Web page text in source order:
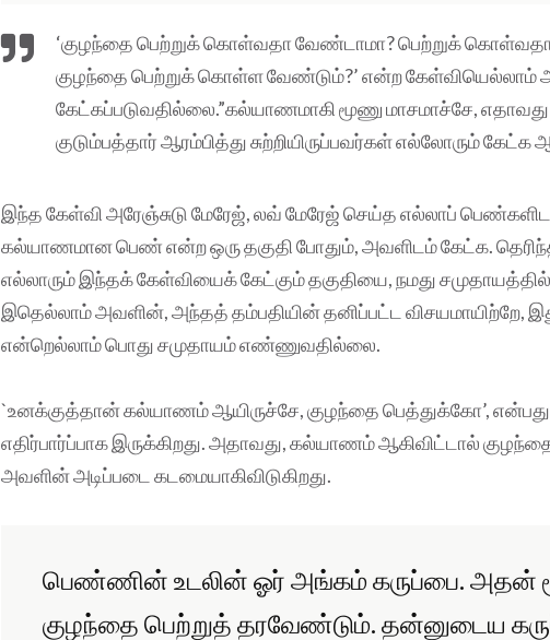
‘குழந்தை பெற்றுக் கொள்வதா வேண்டாமா? பெற்றுக்
குழந்தை பெற்றுக் கொள்ள வேண்டும்?’ என்ற கேள்வியெல்லாம்
கேட்கப்படுவதில்லை.”கல்யாணமாகி மூணு மாசமாச்சே,
குடும்பத்தார் ஆரம்பித்து சுற்றியிருப்பவர்கள் எல்லோரும் கேட்க
இந்த கேள்வி அரேஞ்சுடு மேரேஜ், லவ் மேரேஜ் செய்த எல்லாப்
கல்யாணமான பெண் என்ற ஒரு தகுதி போதும், அவளிடம் கேட்க.
எல்லாரும் இந்தக் கேள்வியைக் கேட்கும் தகுதியை, நமது
இதெல்லாம் அவளின், அந்தத் தம்பதியின் தனிப்பட்ட விசயமாயிற்றே,
என்றெல்லாம் பொது சமுதாயம் எண்ணுவதில்லை.
`உனக்குத்தான் கல்யாணம் ஆயிருச்சே, குழந்தை பெத்துக்கோ’, என்பது
எதிர்பார்ப்பாக இருக்கிறது. அதாவது, கல்யாணம் ஆகிவிட்டால்
அவளின் அடிப்படை கடமையாகிவிடுகிறது.
பெண்ணின் உடலின் ஓர் அங்கம் கருப்பை. அதன்
குழந்தை பெற்றுத் தரவேண்டும். தன்னுடைய